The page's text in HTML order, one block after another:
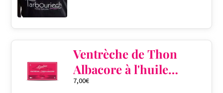
Ventrèche de Thon
Albacore à l'huile
d'olive
7,00€